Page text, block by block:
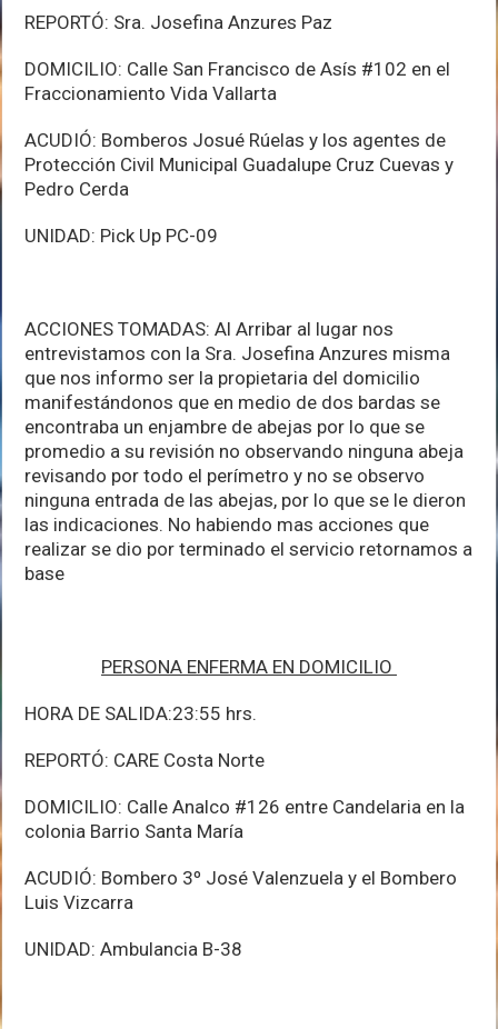
REPORTÓ: Sra. Josefina Anzures Paz
DOMICILIO: Calle San Francisco de Asís #102 en el
Fraccionamiento Vida Vallarta
ACUDIÓ: Bomberos Josué Rúelas y los agentes de
Protección Civil Municipal Guadalupe Cruz Cuevas y
Pedro Cerda
UNIDAD: Pick Up PC-09
ACCIONES TOMADAS: Al Arribar al lugar nos
entrevistamos con la Sra. Josefina Anzures misma
que nos informo ser la propietaria del domicilio
manifestándonos que en medio de dos bardas se
encontraba un enjambre de abejas por lo que se
promedio a su revisión no observando ninguna abeja
revisando por todo el perímetro y no se observo
ninguna entrada de las abejas, por lo que se le dieron
las indicaciones. No habiendo mas acciones que
realizar se dio por terminado el servicio retornamos a
base
PERSONA ENFERMA EN DOMICILIO
HORA DE SALIDA:23:55 hrs.
REPORTÓ: CARE Costa Norte
DOMICILIO: Calle Analco #126 entre Candelaria en la
colonia Barrio Santa María
ACUDIÓ: Bombero 3º José Valenzuela y el Bombero
Luis Vizcarra
UNIDAD: Ambulancia B-38